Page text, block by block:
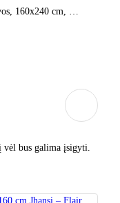
160x240 cm, …
vėl bus galima įsigyti.